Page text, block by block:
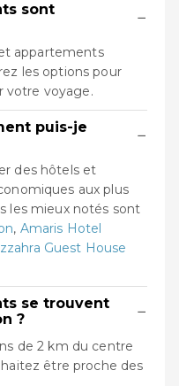
sont
−
appartements
les options pour
votre voyage.
puis-je
−
des hôtels et
aux plus
les mieux notés sont
, Amaris Hotel
Guest House
se trouvent
?
−
de 2 km du centre
être proche des